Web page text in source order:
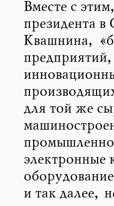
Вместе с
президента
Квашнина,
для той же
электронные
и так далее,